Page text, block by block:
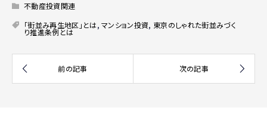
不動産投資関連
｢街並み再生地区｣とは,マンション投資, 東京のしゃれた街並みづく
り推進条例とは